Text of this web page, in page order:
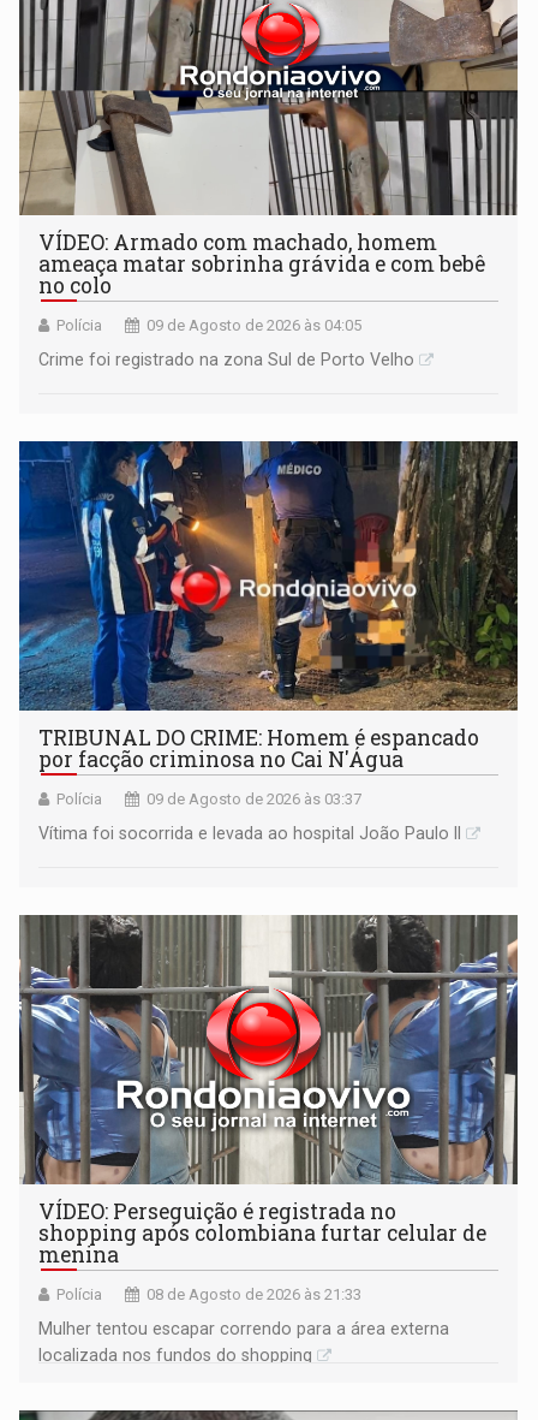
VÍDEO: Armado com machado, homem
ameaça matar sobrinha grávida e com bebê
no colo
Polícia 09 de Agosto de 2026 às 04:05
Crime foi registrado na zona Sul de Porto Velho
TRIBUNAL DO CRIME: Homem é espancado
por facção criminosa no Cai N'Água
Polícia 09 de Agosto de 2026 às 03:37
Vítima foi socorrida e levada ao hospital João Paulo II
VÍDEO: Perseguição é registrada no
shopping após colombiana furtar celular de
menina
Polícia 08 de Agosto de 2026 às 21:33
Mulher tentou escapar correndo para a área externa
localizada nos fundos do shopping